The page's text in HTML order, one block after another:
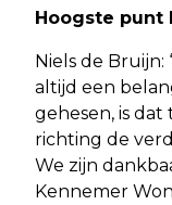
Hoogste punt
Niels de
altijd een
gehesen, is
richting de
We zijn
Kennemer